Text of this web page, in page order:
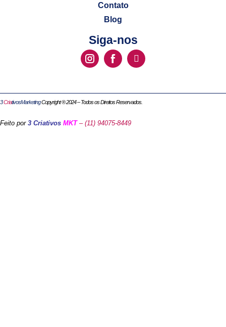
Contato
Blog
Siga-nos
3CriativosMarketingCopyright ® 2024 – Todos os Direitos Reservados.
Feito por 3 Criativos MKT– (11) 94075-8449